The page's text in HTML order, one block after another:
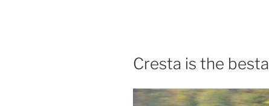
Cresta is the besta